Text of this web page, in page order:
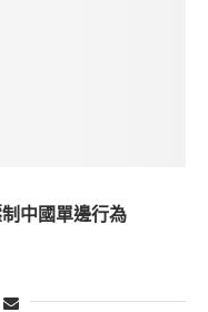
中國單邊行為